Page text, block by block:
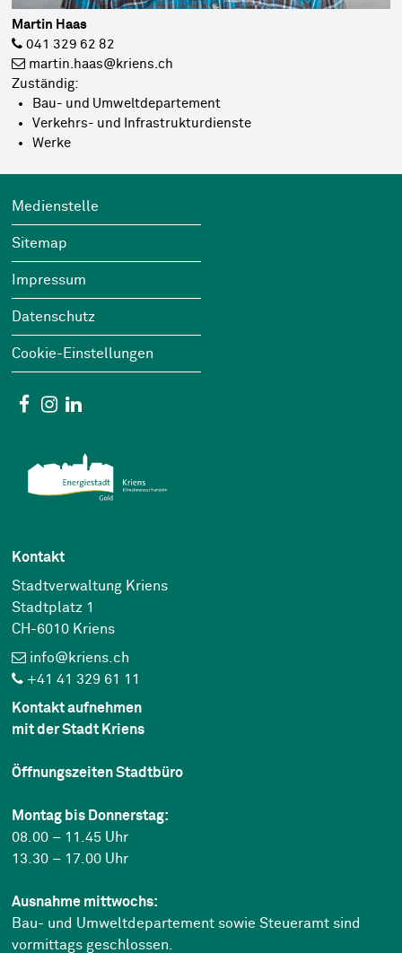
Martin Haas
041 329 62 82
martin.haas@kriens.ch
Zuständig:
Bau- und Umweltdepartement
Verkehrs- und Infrastrukturdienste
Werke
Footer
Wichtige Links
Medienstelle
Sitemap
Impressum
Datenschutz
Cookie-Einstellungen
Social Media
Facebook
Instagram
Kontakt
Stadtverwaltung Kriens
Stadtplatz 1
CH-6010 Kriens
info@kriens.ch
+41 41 329 61 11
Kontakt aufnehmen
mit der Stadt Kriens
Öffnungszeiten Stadtbüro
Montag bis Donnerstag:
08.00 – 11.45 Uhr
13.30 – 17.00 Uhr
Ausnahme mittwochs:
Bau- und Umweltdepartement sowie Steueramt sind
vormittags geschlossen.